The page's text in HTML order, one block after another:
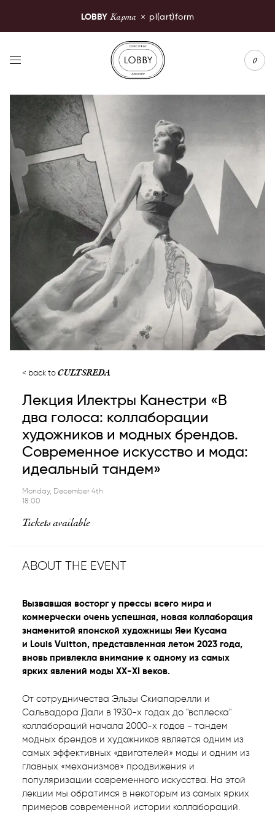
LOBBY Карта × pl(art)form
LOBBY Moscow
0
back to CULTSREDA
Лекция Илектры Канестри «В
два голоса: коллаборации
художников и модных брендов.
Современное искусство и мода:
идеальный тандем»
Monday, December 4th
18:00
Tickets available
ABOUT THE EVENT
Вызвавшая восторг у прессы всего мира и
коммерчески очень успешная, новая коллаборация
знаменитой японской художницы Яеи Кусама
и Louis Vuitton, представленная летом 2023 года,
вновь привлекла внимание к одному из самых
ярких явлений моды XX-XI веков.
От сотрудничества Эльзы Скиапарелли и
Сальвадора Дали в 1930-х годах до "всплеска"
коллабораций начала 2000-х годов - тандем
модных брендов и художников является одним из
самых эффективных «двигателей» моды и одним из
главных «механизмов» продвижения и
популяризации современного искусства. На этой
лекции мы обратимся в некоторым из самых ярких
примеров современной истории коллабораций.